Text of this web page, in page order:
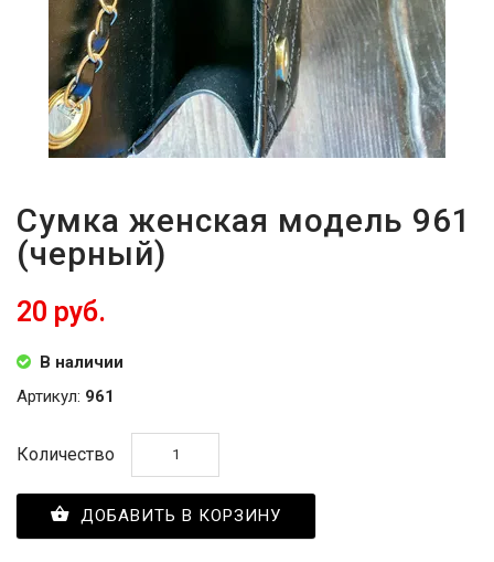
Сумка женская модель 961
(черный)
20 руб.
В наличии
Артикул: 961
Количество
ДОБАВИТЬ В КОРЗИНУ